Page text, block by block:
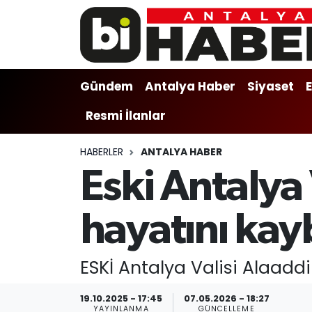
Gündem Antalya Haber Siyaset
Resmi İlanlar
HABERLER ANTALYA HABER
Eski
hayatını
ESKİ Antalya Valisi
19.10.2025 - 17:45
YAYINLANMA
07.05.2026 - 18:27
GÜNCELLEME
Gündem
Antalya Haber
Siyaset
Ekonomi
Kültür-sanat
Gündem
Antalya Haber
Siyaset
Ekonomi
Kültür-sanat
Muratpaşa Nöbetçi Eczaneler
Muratpaşa Hava Durumu
Muratpaşa Trafik Yoğunluk Haritası
Süper Lig Puan Durumu ve Fikstür
Tüm Manşetler
Son Dakika Haberleri
Haber Arşivi